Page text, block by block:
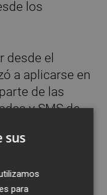
los
desde el
a aplicarse en
de las
y SMS de
servicio, a un
los
3 o por 4.
sus
para